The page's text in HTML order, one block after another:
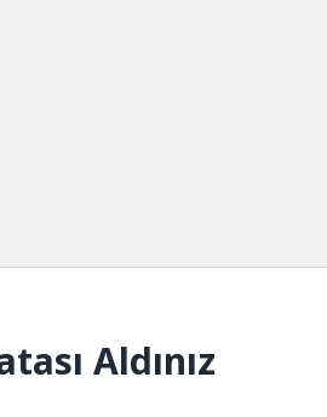
Aldınız